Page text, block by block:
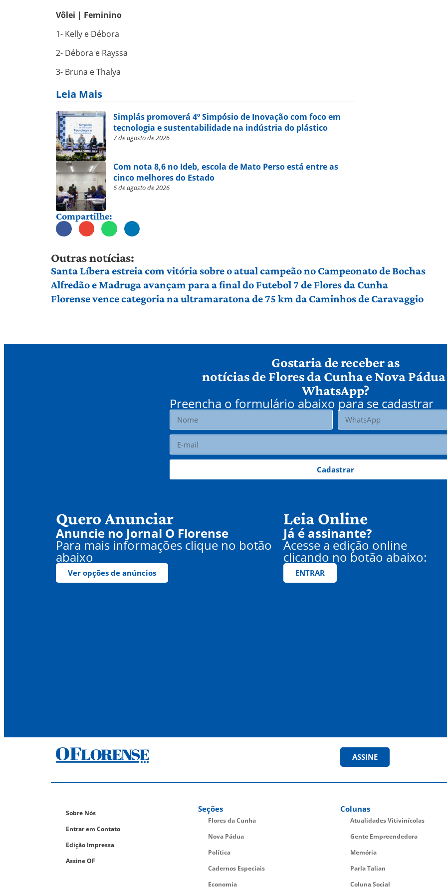
Vôlei | Feminino
1- Kelly e Débora
2- Débora e Rayssa
3- Bruna e Thalya
Leia Mais
Simplás promoverá 4º Simpósio de Inovação com foco em
tecnologia e sustentabilidade na indústria do plástico
7 de agosto de 2026
Com nota 8,6 no Ideb, escola de Mato Perso está entre as
cinco melhores do Estado
6 de agosto de 2026
Compartilhe:
Outras notícias:
Santa Líbera estreia com vitória sobre o atual campeão no Campeonato de Bochas
Alfredão e Madruga avançam para a final do Futebol 7 de Flores da Cunha
Florense vence categoria na ultramaratona de 75 km da Caminhos de Caravaggio
Gostaria de receber as
notícias de Flores da Cunha e Nova
WhatsApp?
Preencha o formulário abaixo para se cadastrar
Cadastrar
Quero Anunciar
Anuncie no Jornal O Florense
Para mais informações clique no botão
abaixo
Ver opções de anúncios
Leia Online
Já é assinante?
Acesse a edição online
clicando no botão abaixo:
ENTRAR
ASSINE
Sobre Nós
Entrar em Contato
Edição Impressa
Assine OF
Seções
Flores da Cunha
Nova Pádua
Política
Cadernos Especiais
Economia
Colunas
Atualidades Vitivinícolas
Gente Empreendedora
Memória
Parla Talian
Coluna Social